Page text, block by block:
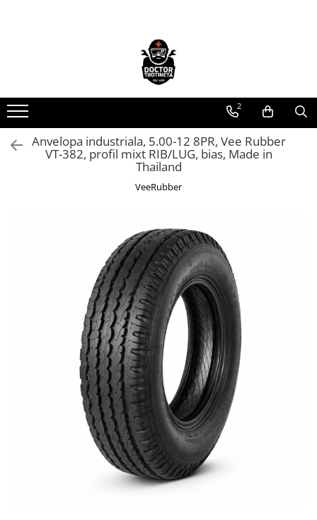
Toate produsele
Piese de schimb
https://www.doctortrotineta.ro/electrica
Acceleratie
Contact cu cheie
https://www.doctortrotineta.ro/frane
Placute de frana
Manete de frana
https://www.doctortrotineta.ro/lumini
https://www.doctortrotineta.ro/cadru
2
Anvelopa industriala, 5.00-12 8PR, Vee Rubber
VT-382, profil mixt RIB/LUG, bias, Made in
Thailand
VeeRubber